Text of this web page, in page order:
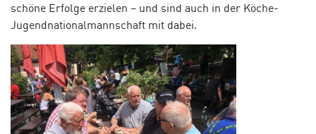
schöne Erfolge erzielen – und sind auch in der Köche-
Jugendnationalmannschaft mit dabei.